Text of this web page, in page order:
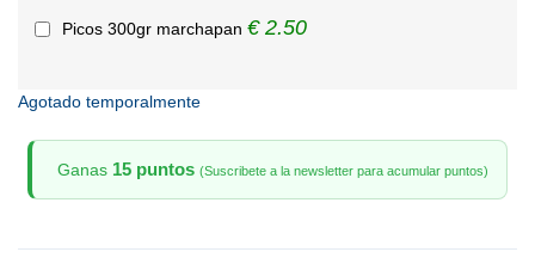
Picos 300gr marchapan € 2.50
Agotado temporalmente
Ganas 15 puntos (Suscribete a la newsletter para acumular puntos)